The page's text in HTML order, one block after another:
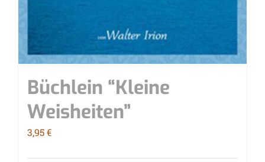
Büch­lein “Klei­ne
Weisheiten”
3,95€